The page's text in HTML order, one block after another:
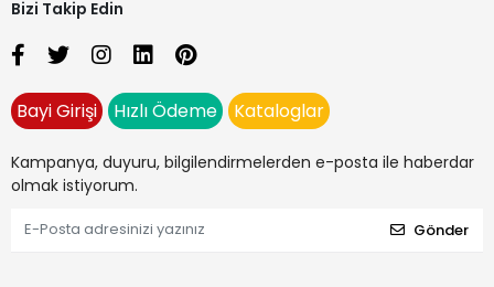
Bizi Takip Edin
Bayi Girişi Hızlı Ödeme Kataloglar
Kampanya, duyuru, bilgilendirmelerden e-posta ile haberdar
olmak istiyorum.
Gönder